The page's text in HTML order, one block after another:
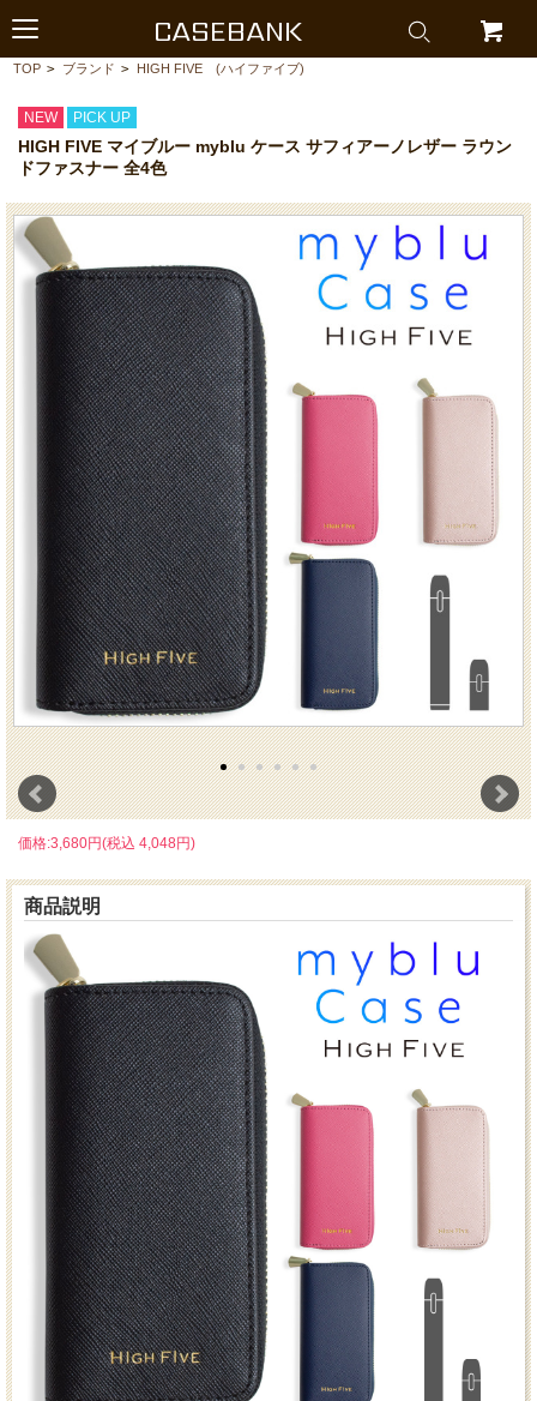
CASEBANK
TOP > ブランド > HIGH FIVE (ハイファイブ)
NEW PICK UP
HIGH FIVE マイブルー myblu ケース サフィアーノレザー ラウン
ドファスナー 全4色
価格:3,680円(税込 4,048円)
商品説明